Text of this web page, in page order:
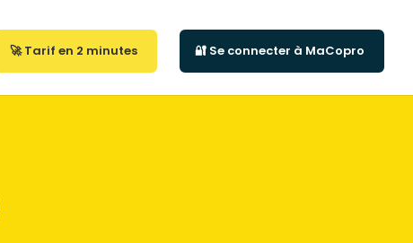
🚀 Tarif en 2 minutes 🔐 Se connecter à MaCopro